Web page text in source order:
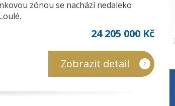
zónou se nachází nedaleko
24 205 000 Kč
Zobrazit detail